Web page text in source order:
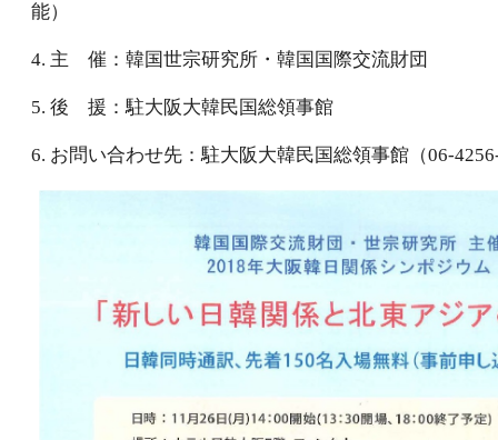
能）
4. 主 催：韓国世宗研究所・韓国国際交流財団
5. 後 援：駐大阪大韓民国総領事館
6. お問い合わせ先：駐大阪大韓民国総領事館（06-